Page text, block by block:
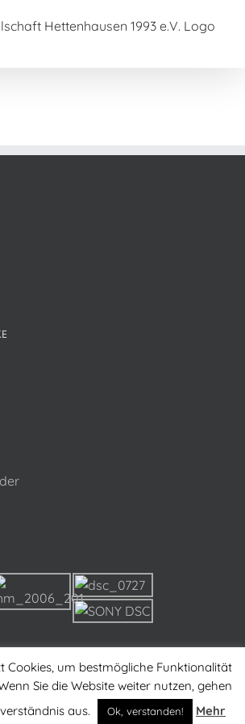
KG-Hettenhausen e.V. | All Rights Reserved
Cookies, um bestmögliche Funktionalität
Sie die Website weiter nutzen, gehen
aus.
Ok, verstanden! Mehr